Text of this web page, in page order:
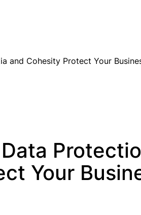
and Cohesity Protect Your
Your